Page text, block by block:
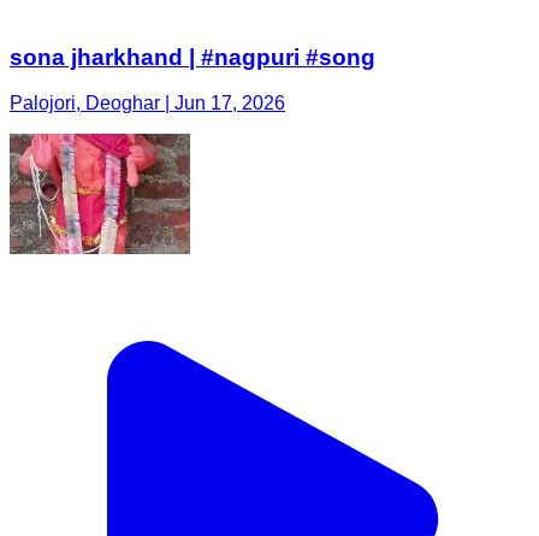
sona jharkhand | #nagpuri #song
Palojori, Deoghar | Jun 17, 2026